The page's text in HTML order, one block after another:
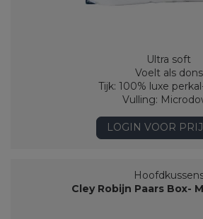
Ultra soft
Voelt als dons
Tijk: 100% luxe
Vulling:
LOGIN VOOR
Cley Robijn Paars Box-